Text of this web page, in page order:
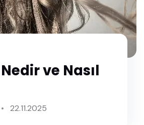
ve Nasıl
22.11.2025